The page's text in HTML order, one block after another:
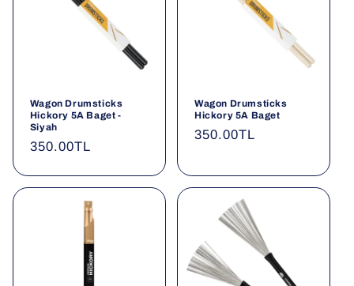
Wagon Drumsticks
Hickory 5A Baget -
Siyah
Normal
350.00TL
Wagon Drumsticks
Hickory 5A Baget
Normal
350.00TL